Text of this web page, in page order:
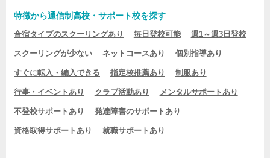
特徴から通信制高校・サポート校を探す
合宿タイプのスクーリングあり 毎日登校可能 週1～週3日登校
スクーリングが少ない ネットコースあり 個別指導あり
すぐに転入・編入できる 指定校推薦あり 制服あり
行事・イベントあり クラブ活動あり メンタルサポートあり
不登校サポートあり 発達障害のサポートあり
資格取得サポートあり 就職サポートあり